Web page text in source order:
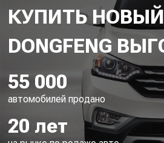
КУПИТЬ НОВЫЙ
55 000
автомобилей продано
20 лет